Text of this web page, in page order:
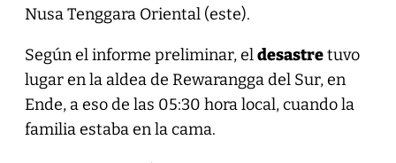
Nusa Tenggara Oriental (este).
Según el informe preliminar, eldesastretuvo
lugar en la aldea de Rewarangga del Sur, en
Ende, a eso de las 05:30 hora local, cuando la
familia estaba en la cama.